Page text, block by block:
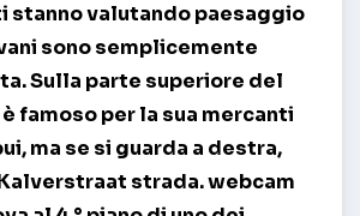
stanno valutando paesaggio
sono semplicemente
Sulla parte superiore del
famoso per la sua mercanti
ma se si guarda a destra,
strada.webcam